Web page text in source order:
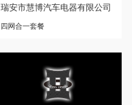
瑞安市慧博汽车电器有限公司
四网合一套餐